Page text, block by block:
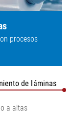
procesos
de láminas
a altas